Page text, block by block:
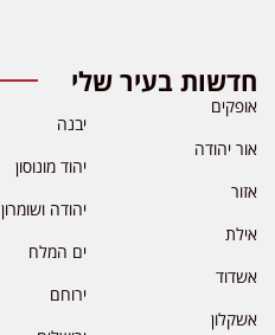
חדשות בעיר שלי
אופקים
אור יהודה
אזור
אילת
אשדוד
אשקלון
יבנה
יהוד מונוסון
יהודה ושומרון
ים המלח
ירוחם